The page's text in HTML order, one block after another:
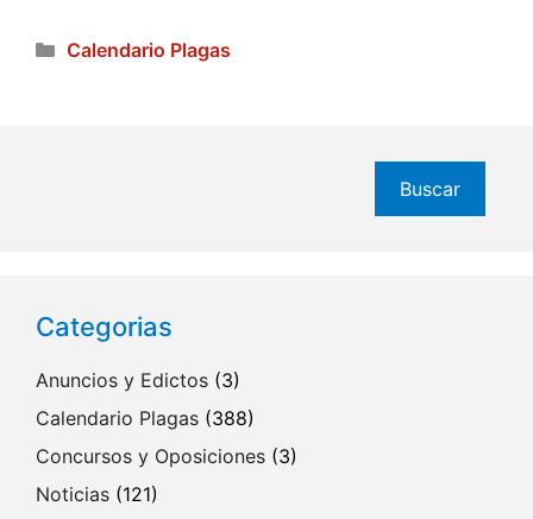
Categorías
Calendario Plagas
Buscar
Categorias
Anuncios y Edictos (3)
Calendario Plagas (388)
Concursos y Oposiciones (3)
Noticias (121)